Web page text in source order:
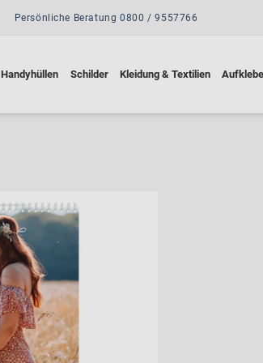
Handyhüllen Schilder Kleidung & Textilien
Persönliche Beratung 0800 / 9557766